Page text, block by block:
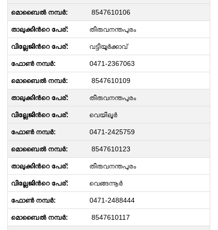
8547610106
തിരുവനന്തപുരം
വട്ടിയൂർക്കാവ്
0471-2367063
8547610109
തിരുവനന്തപുരം
വെയിലൂർ
0471-2425759
8547610123
തിരുവനന്തപുരം
വെങ്ങന്നൂർ
0471-2488444
8547610117